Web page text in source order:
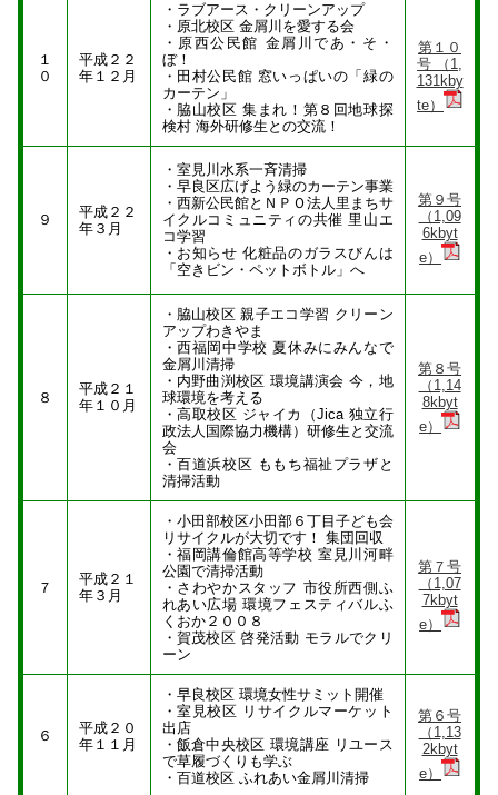
１
０
平成２２
年１２月
・ラブアース・クリーンアップ
・原北校区 金屑川を愛する会
・原西公民館 金屑川であ・そ・
ぼ！
・田村公民館 窓いっぱいの「緑の
カーテン」
・脇山校区 集まれ！第８回地球探
検村 海外研修生との交流！
第１０
号 （1,
131kby
te）
９
平成２２
年３月
・室見川水系一斉清掃
・早良区広げよう緑のカーテン事業
・西新公民館とＮＰＯ法人里まちサ
イクルコミュニティの共催 里山エ
コ学習
・お知らせ 化粧品のガラスびんは
「空きビン・ペットボトル」へ
第９号
（1,09
6kbyt
e）
８
平成２１
年１０月
・脇山校区 親子エコ学習 クリーン
アップわきやま
・西福岡中学校 夏休みにみんなで
金屑川清掃
・内野曲渕校区 環境講演会 今，地
球環境を考える
・高取校区 ジャイカ（Jica 独立行
政法人国際協力機構）研修生と交流
会
・百道浜校区 ももち福祉プラザと
清掃活動
第８号
（1,14
8kbyt
e）
７
平成２１
年３月
・小田部校区小田部６丁目子ども会
リサイクルが大切です！ 集団回収
・福岡講倫館高等学校 室見川河畔
公園で清掃活動
・さわやかスタッフ 市役所西側ふ
れあい広場 環境フェスティバルふ
くおか２００８
・賀茂校区 啓発活動 モラルでクリ
ーン
第７号
（1,07
7kbyt
e）
６
平成２０
年１１月
・早良校区 環境女性サミット開催
・室見校区 リサイクルマーケット
出店
・飯倉中央校区 環境講座 リユース
で草履づくりも学ぶ
・百道校区 ふれあい金屑川清掃
第６号
（1,13
2kbyt
e）